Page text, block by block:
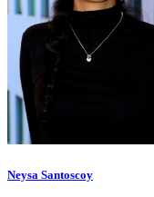
Neysa Santoscoy